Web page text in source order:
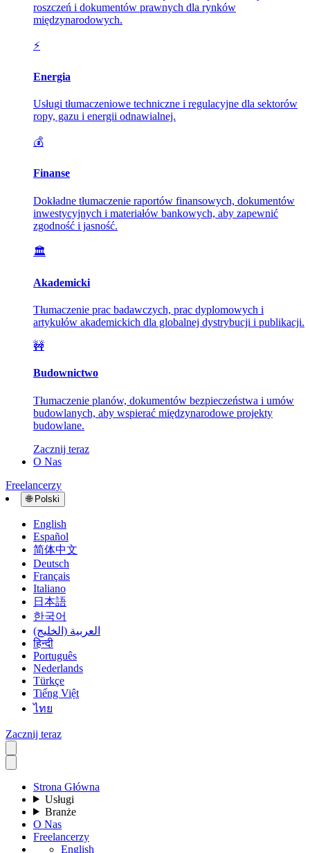
roszczeń i dokumentów prawnych dla rynków
międzynarodowych.
⚡
Energia
Usługi tłumaczeniowe techniczne i regulacyjne dla sektorów
ropy, gazu i energii odnawialnej.
💰
Finanse
Dokładne tłumaczenie raportów finansowych, dokumentów
inwestycyjnych i materiałów bankowych, aby zapewnić
zgodność i jasność.
🏛️
Akademicki
Tłumaczenie prac badawczych, prac dyplomowych i
artykułów akademickich dla globalnej dystrybucji i publikacji.
🚧
Budownictwo
Tłumaczenie planów, dokumentów bezpieczeństwa i umów
budowlanych, aby wspierać międzynarodowe projekty
budowlane.
Zacznij teraz
O Nas
Freelancerzy
🌐 Polski
English
Español
简体中文
Deutsch
Français
Italiano
日本語
한국어
العربية (الخليج)
हिन्दी
Português
Nederlands
Türkçe
Tiếng Việt
ไทย
Zacznij teraz
Strona Główna
Usługi
Branże
O Nas
Freelancerzy
English